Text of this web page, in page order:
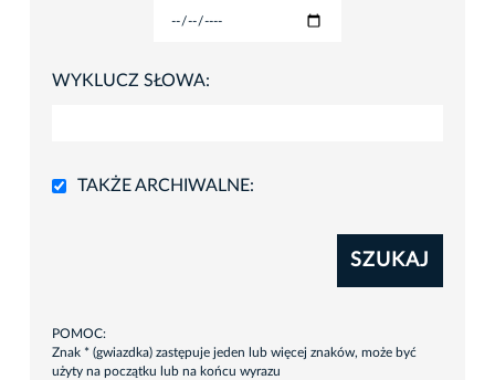
WYKLUCZ SŁOWA:
TAKŻE ARCHIWALNE:
SZUKAJ
POMOC:
Znak * (gwiazdka) zastępuje jeden lub więcej znaków, może być
użyty na początku lub na końcu wyrazu